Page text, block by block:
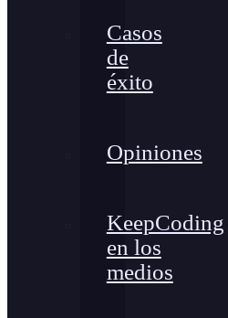
Casos
de
éxito
Opiniones
KeepCoding
en los
medios